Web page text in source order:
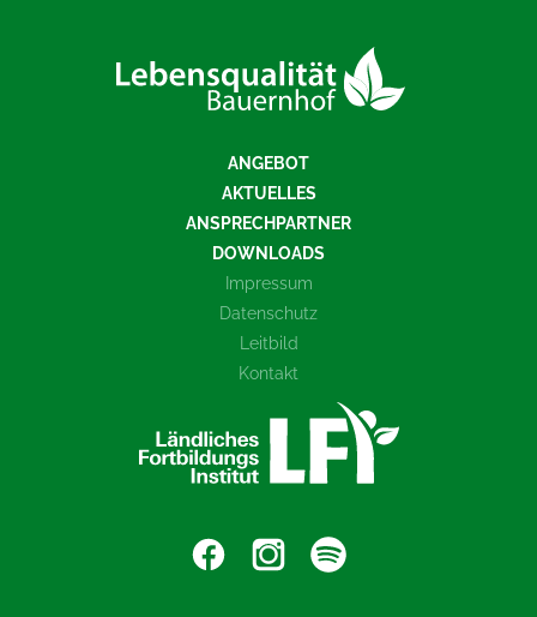
ANGEBOT
AKTUELLES
ANSPRECHPARTNER
DOWNLOADS
Impressum
Datenschutz
Leitbild
Kontakt